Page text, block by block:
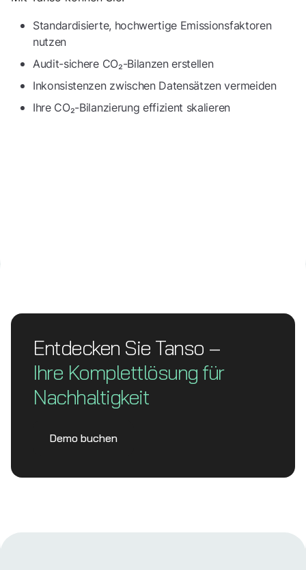
Standardisierte, hochwertige Emissionsfaktoren
nutzen
Audit-sichere CO₂-Bilanzen erstellen
Inkonsistenzen zwischen Datensätzen vermeiden
Ihre CO₂-Bilanzierung effizient skalieren
Entdecken Sie Tanso –
Ihre Komplett­lösung für
Nachhaltigkeit
Demo buchen